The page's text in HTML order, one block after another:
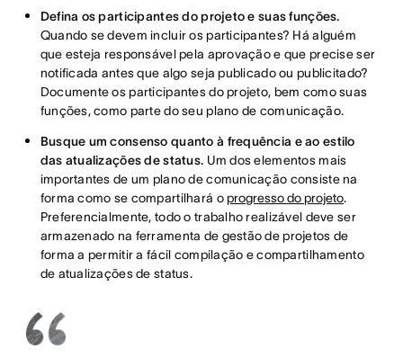
Defina os participantes do projeto e suas funções.
Quando se devem incluir os participantes? Há alguém
que esteja responsável pela aprovação e que precise ser
notificada antes que algo seja publicado ou publicitado?
Documente os participantes do projeto, bem como suas
funções, como parte do seu plano de comunicação.
Busque um consenso quanto à frequência e ao estilo
das atualizações de status. Um dos elementos mais
importantes de um plano de comunicação consiste na
forma como se compartilhará oprogresso do projeto.
Preferencialmente, todo o trabalho realizável deve ser
armazenado na ferramenta de gestão de projetos de
forma a permitir a fácil compilação e compartilhamento
de atualizações de status.